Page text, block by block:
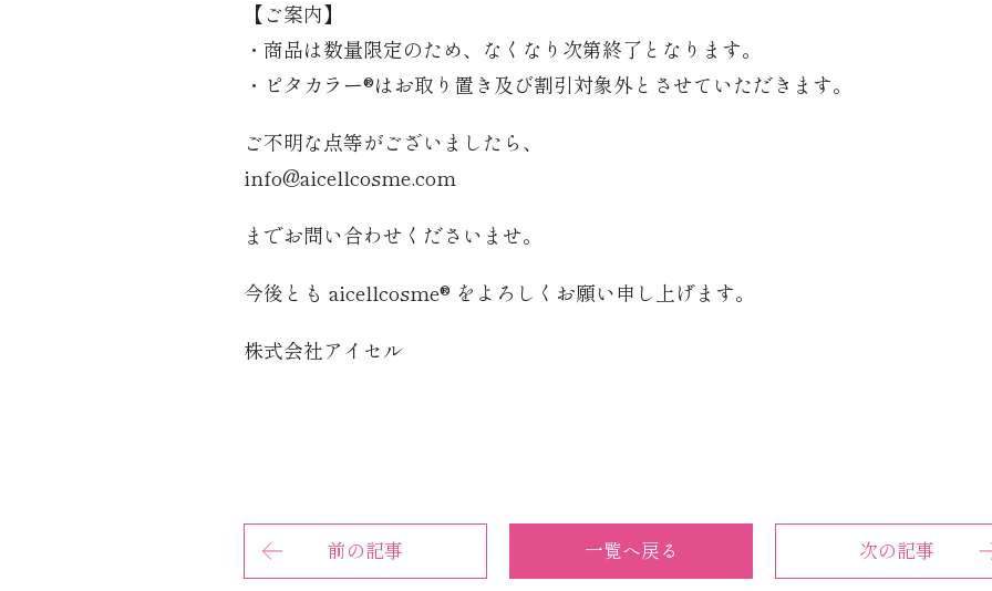
【ご案内】
・商品は数量限定のため、なくなり次第終了となります。
・ピタカラー®はお取り置き及び割引対象外とさせていただきます。
ご不明な点等がございましたら、
info@aicellcosme.com
までお問い合わせくださいませ。
今後とも aicellcosme® をよろしくお願い申し上げます。
株式会社アイセル
前の記事 一覧へ戻る 次の記事